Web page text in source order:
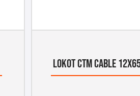
LOKOT CTM CABLE